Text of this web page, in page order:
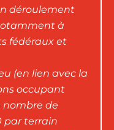
déroulement
à
fédéraux et
(en lien avec la
occupant
nombre de
par terrain